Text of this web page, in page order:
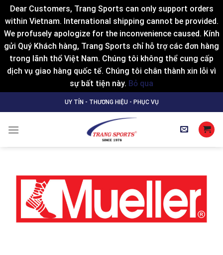
Dear Customers, Trang Sports can only support orders
within Vietnam. International shipping cannot be provided.
We profusely apologize for the inconvenience caused. Kính
gửi Quý Khách hàng, Trang Sports chỉ hỗ trợ các đơn hàng
trong lãnh thổ Việt Nam. Chúng tôi không thể cung cấp
dịch vụ giao hàng quốc tế. Chúng tôi chân thành xin lỗi vì
sự bất tiện này. Bỏ qua
to
UY TÍN - THƯƠNG HIỆU - PHỤC VỤ